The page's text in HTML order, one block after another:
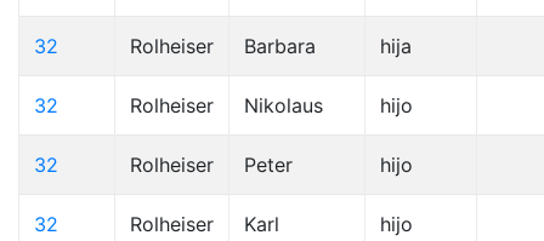
32 Rolheiser Barbara hija
32 Rolheiser Nikolaus hijo
32 Rolheiser Peter hijo
32 Rolheiser Karl hijo